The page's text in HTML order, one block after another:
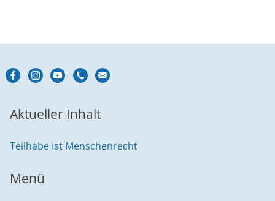
Aktueller Inhalt
Teilhabe ist Menschenrecht
Menü